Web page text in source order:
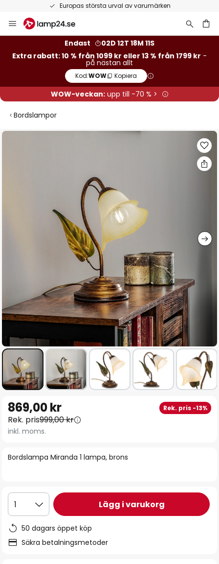
Europas största urval av varumärken
Hoppa
till
Endast
02D 12T 18M 10S
Extra rabatt: 10 % från 1099 kr eller 13 % från 1799 kr -
på nästan allt
Kod:WOW Kopiera
WOW-veckan:upp till -70 % >
Bordslampor
Hoppa
till
början
av
Bordslampa Miranda 1 lampa, brons
869,00 kr Rek. pris -13%
Rek. pris999,00 kr
inkl. moms.
1 Lägg i varukorg
50 dagars öppet köp
Säkra betalningsmetoder